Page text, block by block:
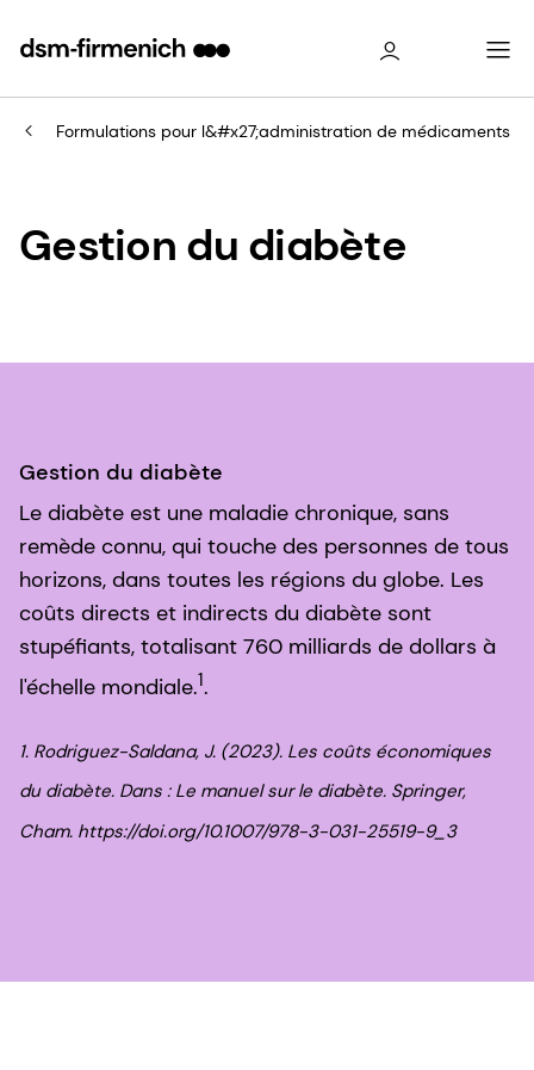
Formulations pour l&#x27;administration de médicaments
Gestion du diabète
Gestion du diabète
Le diabète est une maladie chronique, sans
remède connu, qui touche des personnes de tous
horizons, dans toutes les régions du globe. Les
coûts directs et indirects du diabète sont
stupéfiants, totalisant 760 milliards de dollars à
l'échelle mondiale.1.
1. Rodriguez-Saldana, J. (2023). Les coûts économiques
du diabète. Dans : Le manuel sur le diabète. Springer,
Cham. https://doi.org/10.1007/978-3-031-25519-9_3